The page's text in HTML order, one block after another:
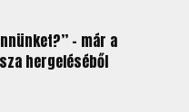
– már a
hergeléséből